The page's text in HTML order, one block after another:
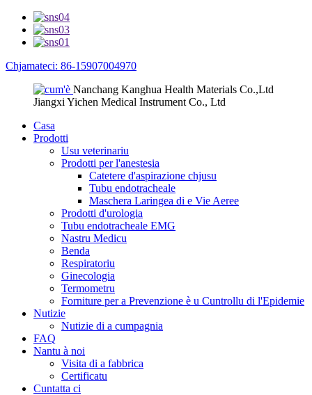
Chjamateci: 86-15907004970
Nanchang Kanghua Health Materials Co.,Ltd
Jiangxi Yichen Medical Instrument Co., Ltd
Casa
Prodotti
Usu veterinariu
Prodotti per l'anestesia
Catetere d'aspirazione chjusu
Tubu endotracheale
Maschera Laringea di e Vie Aeree
Prodotti d'urologia
Tubu endotracheale EMG
Nastru Medicu
Benda
Respiratoriu
Ginecologia
Termometru
Forniture per a Prevenzione è u Cuntrollu di l'Epidemie
Nutizie
Nutizie di a cumpagnia
FAQ
Nantu à noi
Visita di a fabbrica
Certificatu
Cuntatta ci